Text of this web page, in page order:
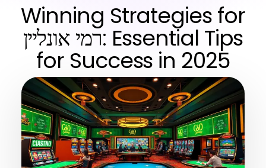
Winning Strategies for
רמי אונליין: Essential Tips
for Success in 2025